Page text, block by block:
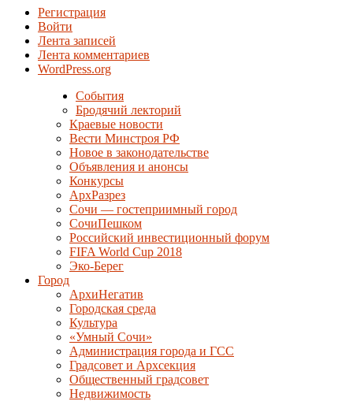
Регистрация
Войти
Лента записей
Лента комментариев
WordPress.org
События
Бродячий лекторий
Краевые новости
Вести Минстроя РФ
Новое в законодательстве
Объявления и анонсы
Конкурсы
АрхРазрез
Сочи — гостеприимный город
СочиПешком
Российский инвестиционный форум
FIFA World Cup 2018
Эко-Берег
Город
АрхиНегатив
Городская среда
Культура
«Умный Сочи»
Администрация города и ГСС
Градсовет и Архсекция
Общественный градсовет
Недвижимость